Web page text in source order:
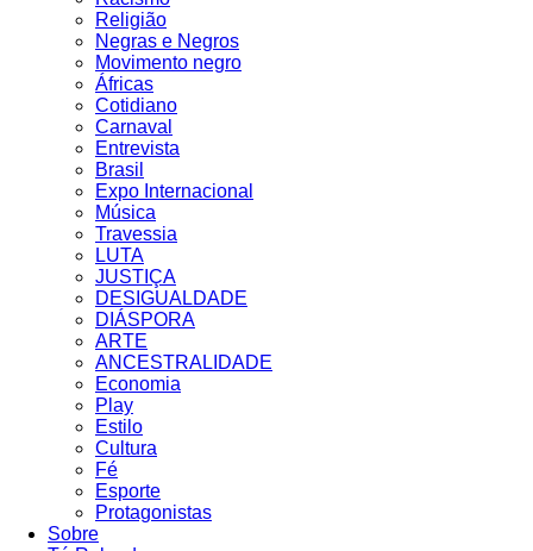
Religião
Negras e Negros
Movimento negro
Áfricas
Cotidiano
Carnaval
Entrevista
Brasil
Expo Internacional
Música
Travessia
LUTA
JUSTIÇA
DESIGUALDADE
DIÁSPORA
ARTE
ANCESTRALIDADE
Economia
Play
Estilo
Cultura
Fé
Esporte
Protagonistas
Sobre